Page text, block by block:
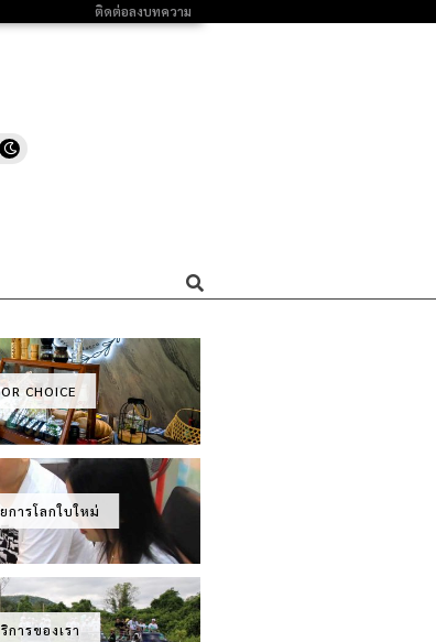
ติดต่อลงบทความ
CHOICE
การโลกใบใหม่
การของเรา